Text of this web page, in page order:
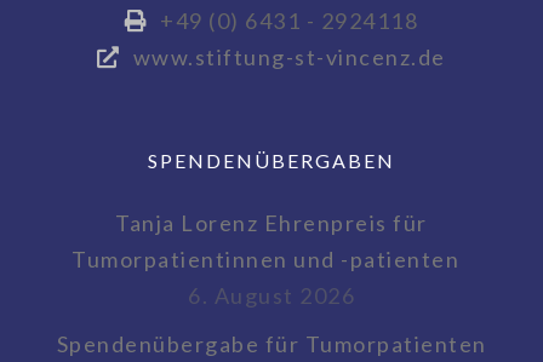
+49 (0) 6431 - 2924118
www.stiftung-st-vincenz.de
SPENDENÜBERGABEN
Tanja Lorenz Ehrenpreis für
Tumorpatientinnen und -patienten
6. August 2026
Spendenübergabe für Tumorpatienten